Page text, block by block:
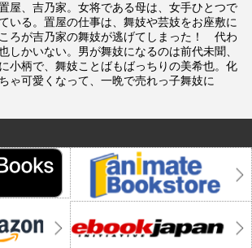
屋、吉乃家。女将である母は、女手ひとつで
いる。置屋の仕事は、舞妓や芸妓をお座敷に
ろが吉乃家の舞妓が逃げてしまった！ 代わ
しかいない。男が舞妓になるのは前代未聞、
小柄で、舞妓ことばもばっちりの美希也。化
ゃ可愛くなって、一晩で売れっ子舞妓に